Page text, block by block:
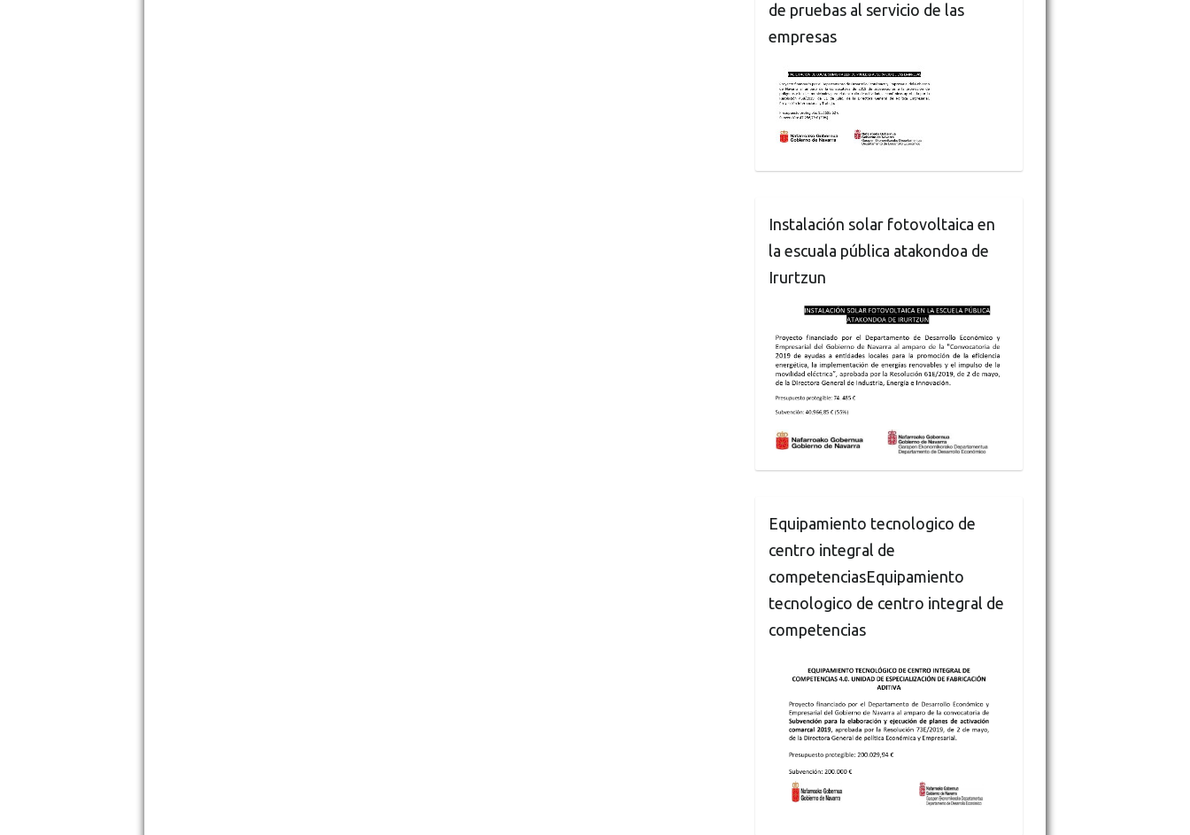
de pruebas al servicio de las
empresas
Instalación solar fotovoltaica en
la escuala pública atakondoa de
Irurtzun
Equipamiento tecnologico de
centro integral de
competenciasEquipamiento
tecnologico de centro integral de
competencias